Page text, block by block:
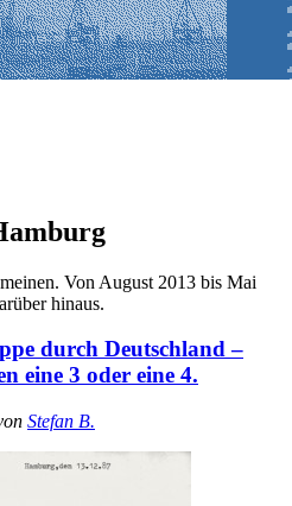
Von August 2013 bis Mai
hinaus.
durch Deutschland –
eine 3 oder eine 4.
Stefan B.